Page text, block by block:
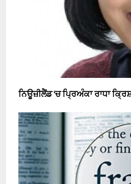
ਨਿਊਜ਼ੀਲੈਂਡ ‘ਚ ਪ੍ਰਿਅੰਕਾ ਰਾਧਾ